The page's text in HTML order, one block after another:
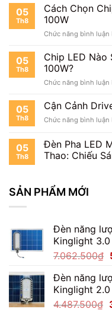
05
Th8
Cách Chọn
100W
Chức năng bình luận
05
Th8
Chip LED Nào
100W?
Chức năng bình luận
05
Th8
Cận Cảnh
Chức năng bình luận
05
Th8
Đèn Pha LED
Thao: Chiếu
SẢN PHẨM MỚI
Đèn năng
Kinglight
7.062.500₫
Đèn năng
Kinglight
4.487.500₫